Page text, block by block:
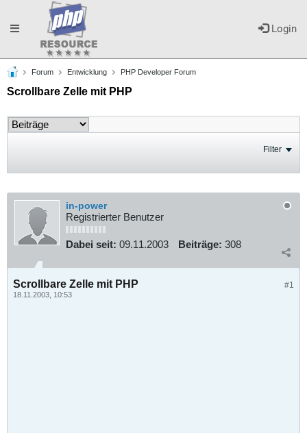
Login
Toggle
navigation
Forum Entwicklung PHP Developer Forum
Scrollbare Zelle mit PHP
Filter
in-power
Registrierter Benutzer
Dabei seit: 09.11.2003 Beiträge: 308
#1
Scrollbare Zelle mit PHP
18.11.2003, 10:53